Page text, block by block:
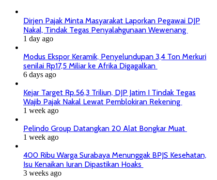
Dirjen Pajak Minta Masyarakat Laporkan Pegawai DJP
Nakal, Tindak Tegas Penyalahgunaan Wewenang
1 day ago
Modus Ekspor Keramik, Penyelundupan 3,4 Ton Merkuri
senilai Rp17,5 Miliar ke Afrika Digagalkan
6 days ago
Kejar Target Rp.56,3 Triliun, DJP Jatim I Tindak Tegas
Wajib Pajak Nakal Lewat Pemblokiran Rekening
1 week ago
Pelindo Group Datangkan 20 Alat Bongkar Muat
1 week ago
400 Ribu Warga Surabaya Menunggak BPJS Kesehatan,
Isu Kenaikan Iuran Dipastikan Hoaks
3 weeks ago